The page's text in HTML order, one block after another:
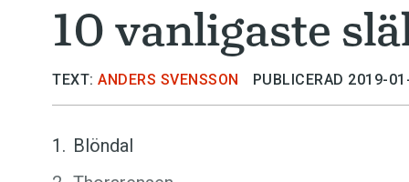
Krönikor
Språkfrågor
10 vanligaste
TEXT: ANDERS SVENSSON PUBLICERAD 2019-
Blöndal